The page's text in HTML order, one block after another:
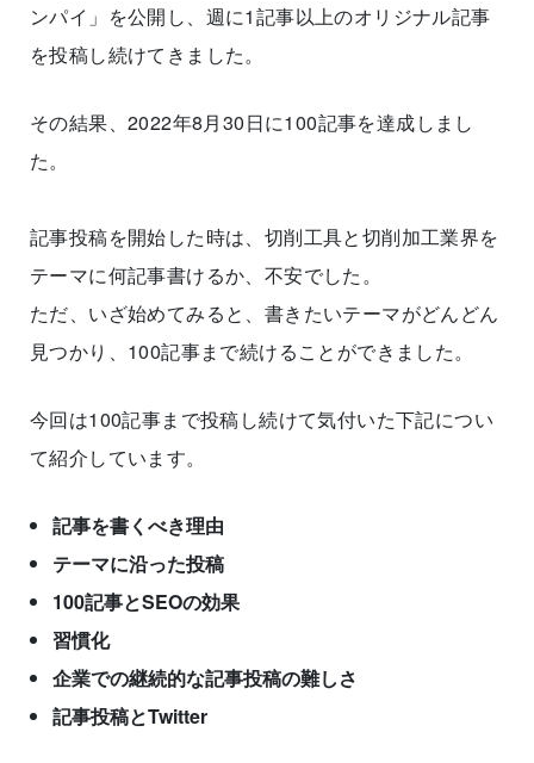
ンパイ」を公開し、週に1記事以上のオリジナル記事
を投稿し続けてきました。
その結果、2022年8月30日に100記事を達成しまし
た。
記事投稿を開始した時は、切削工具と切削加工業界を
テーマに何記事書けるか、不安でした。
ただ、いざ始めてみると、書きたいテーマがどんどん
見つかり、100記事まで続けることができました。
今回は100記事まで投稿し続けて気付いた下記につい
て紹介しています。
記事を書くべき理由
テーマに沿った投稿
100記事とSEOの効果
習慣化
企業での継続的な記事投稿の難しさ
記事投稿とTwitter